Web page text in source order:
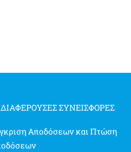
ΣΥΝΕΙΣΦΟΡΈΣ
Αποδόσεων και Πτώση